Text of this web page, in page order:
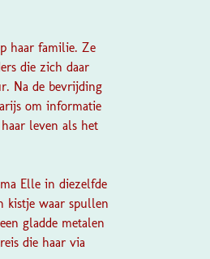
haar familie. Ze
die zich daar
Na de bevrijding
om informatie
leven als het
Elle in diezelfde
kistje waar spullen
gladde metalen
die haar via